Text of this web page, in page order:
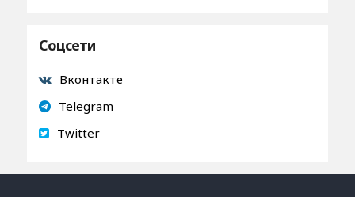
Соцсети
Вконтакте
Telegram
Twitter